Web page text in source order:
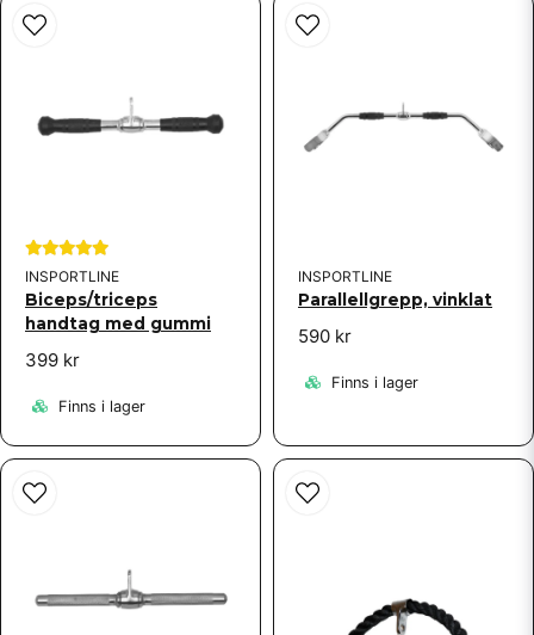
INSPORTLINE
Biceps/triceps
handtag med gummi
399 kr
Finns i lager
INSPORTLINE
Parallellgrepp, vinklat
590 kr
Finns i lager